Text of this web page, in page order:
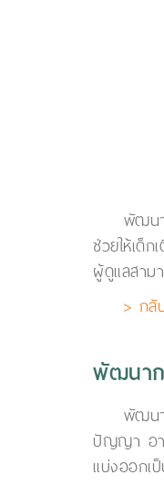
พัฒน
ช่วยให้เด็
ผู้ดูแลสาม
> กลั
พัฒนาก
พัฒน
ปัญญา อา
แบ่งออก